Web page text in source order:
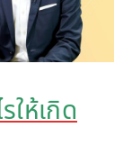
ให้เกิด